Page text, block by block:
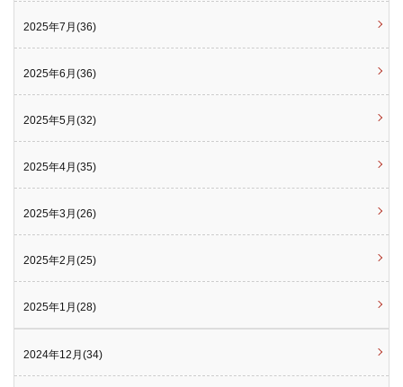
2025年7月(36)
2025年6月(36)
2025年5月(32)
2025年4月(35)
2025年3月(26)
2025年2月(25)
2025年1月(28)
2024年12月(34)